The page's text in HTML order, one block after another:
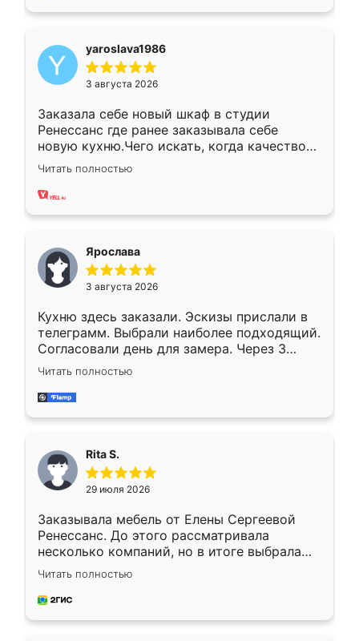
yaroslava1986
3 августа 2026
Заказала себе новый шкаф в студии
Ренессанс где ранее заказывала себе
новую кухню.Чего искать, когда качеством
вполне довольна. Служит кухня уже почти
два года, нареканий нет.
Читать полностью
Ярослава
3 августа 2026
Кухню здесь заказали. Эскизы прислали в
телеграмм. Выбрали наиболее подходящий.
Согласовали день для замера. Через 3
недели кухня была уже готова. Остались
довольны работой. Спасибо Ренессанс
мебель за качественную работу!
Читать полностью
Rita S.
29 июля 2026
Заказывала мебель от Елены Сергеевой
Ренессанс. До этого рассматривала
несколько компаний, но в итоге выбрала
эту. Сначала обговорили условия, потом
приехал замерщик, всё спокойно объяснил
и снял размеры. Изготовили в срок, с
Читать полностью